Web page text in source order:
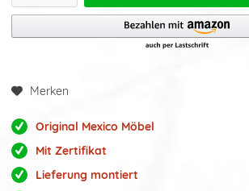
Merken
Original Mexico Möbel
Mit Zertifikat
Lieferung montiert